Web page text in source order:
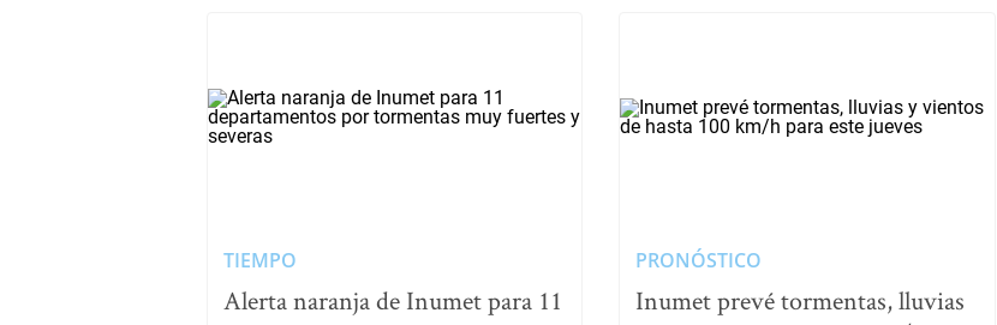
TIEMPO
Alerta naranja de Inumet para 11
PRONÓSTICO
Inumet prevé tormentas, lluvias